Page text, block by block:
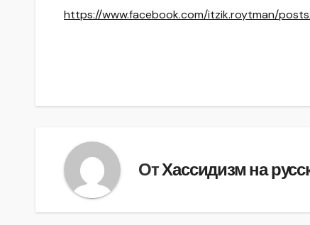
https://www.facebook.com/itzik.roytman/
ОтХассидизм на